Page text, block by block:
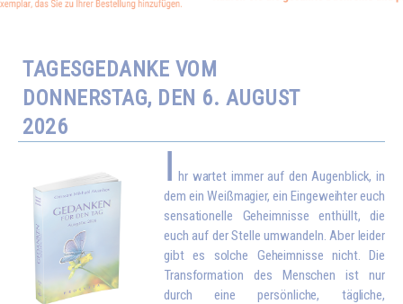
TAGESGEDANKE VOM
DONNERSTAG, DEN 6. AUGUST
2026
I hr wartet immer auf den Augenblick, in
dem ein Weißmagier, ein Eingeweihter euch
sensationelle Geheimnisse enthüllt, die
euch auf der Stelle umwandeln. Aber leider
gibt es solche Geheimnisse nicht. Die
Transformation des Menschen ist nur
durch eine persönliche, tägliche,